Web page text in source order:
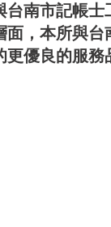
台南市記帳
，本所與
更優良的服務